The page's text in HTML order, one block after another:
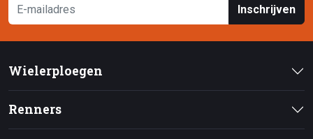
Inschrijven
Wielerploegen
Renners